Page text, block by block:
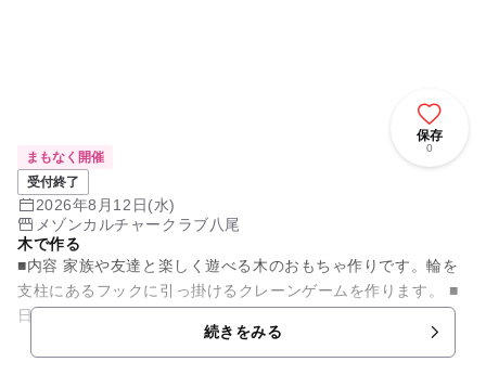
保存
0
まもなく開催
受付終了
2026年8月12日(水)
メゾンカルチャークラブ八尾
木で作る
■内容 家族や友達と楽しく遊べる木のおもちゃ作りです。輪を
支柱にあるフックに引っ掛けるクレーンゲームを作ります。 ■
続きをみる